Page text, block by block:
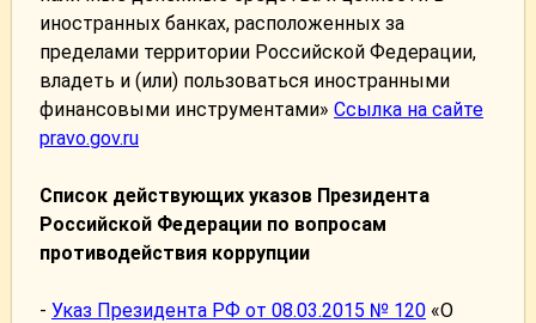
иностранных банках, расположенных за
пределами территории Российской Федерации,
владеть и (или) пользоваться иностранными
финансовыми инструментами» Ссылка на сайте
pravo.gov.ru
Список действующих указов Президента
Российской Федерации по вопросам
противодействия коррупции
- Указ Президента РФ от 08.03.2015 № 120 «О